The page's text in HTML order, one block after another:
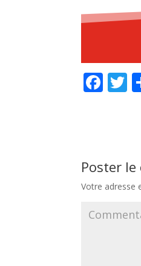
F
o
o
k
T
Poster
Votre adresse